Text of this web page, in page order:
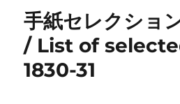
手紙セレクショ
/ List of
1830-31